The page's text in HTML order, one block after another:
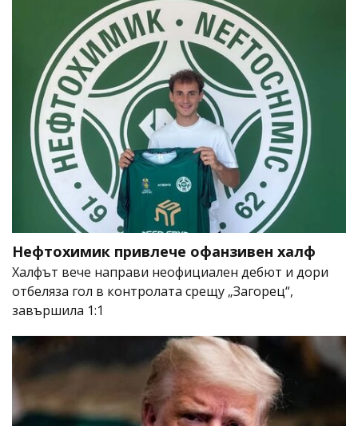
Нефтохимик привлече офанзивен халф
Халфът вече направи неофициален дебют и дори
отбеляза гол в контролата срещу „Загорец“,
завършила 1:1